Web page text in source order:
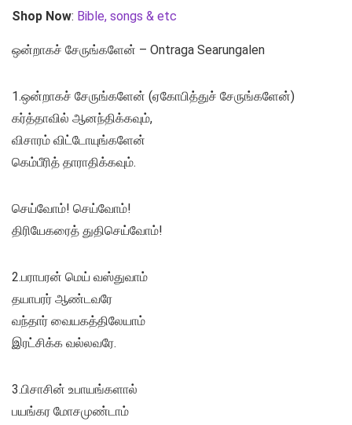
Shop Now: Bible, songs & etc
ஒன்றாகச் சேருங்களேன் – Ontraga Searungalen
1.ஒன்றாகச் சேருங்களேன் (ஏகோபித்துச் சேருங்களேன்)
கர்த்தாவில் ஆனந்திக்கவும்,
விசாரம் விட்டோயுங்களேன்
கெம்பீரித் தாராதிக்கவும்.
செய்வோம்! செய்வோம்!
திரியேகரைத் துதிசெய்வோம்!
2.பராபரன் மெய் வஸ்துவாம்
தயாபரர் ஆண்டவரே
வந்தார் வையகத்திலேயாம்
இரட்சிக்க வல்லவரே.
3.பிசாசின் உபாயங்களால்
பயங்கர மோசமுண்டாம்